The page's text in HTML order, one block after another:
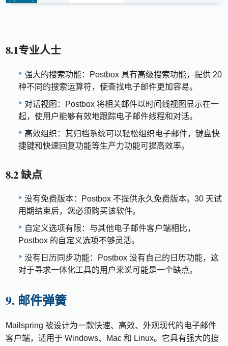
8.1专业人士
强大的搜索功能：Postbox 具有高级搜索功能，提供 20
种不同的搜索运算符，使查找电子邮件更加容易。
对话视图：Postbox 将相关邮件以时间线视图显示在一
起，使用户能够有效地跟踪电子邮件线程和对话。
高效组织：其归档系统可以轻松组织电子邮件，键盘快
捷键和快速回复功能等生产力功能可提高效率。
8.2 缺点
没有免费版本：Postbox 不提供永久免费版本。30 天试
用期结束后，您必须购买该软件。
自定义选项有限：与其他电子邮件客户端相比，
Postbox 的自定义选项不够灵活。
没有日历同步功能：Postbox 没有自己的日历功能，这
对于寻求一体化工具的用户来说可能是一个缺点。
9. 邮件弹簧
Mailspring 被设计为一款快速、高效、外观现代的电子邮件
客户端，适用于 Windows、Mac 和 Linux。它具有强大的搜